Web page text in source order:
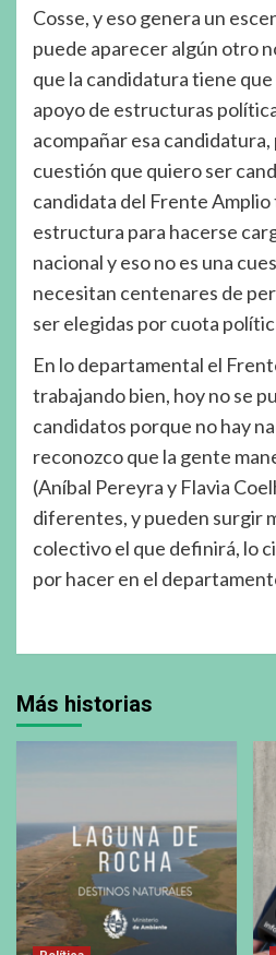
Cosse, y eso genera un
puede aparecer algún otro
que la candidatura tiene
apoyo de estructuras
acompañar esa candidatura,
cuestión que quiero ser
candidata del Frente
estructura para hacerse
nacional y eso no es una
necesitan centenares de
ser elegidas por cuota
En lo departamental el
trabajando bien, hoy no se
candidatos porque no hay
reconozco que la gente
(Aníbal Pereyra y Flavia
diferentes, y pueden surgir
colectivo el que definirá, lo
por hacer en el
Más historias